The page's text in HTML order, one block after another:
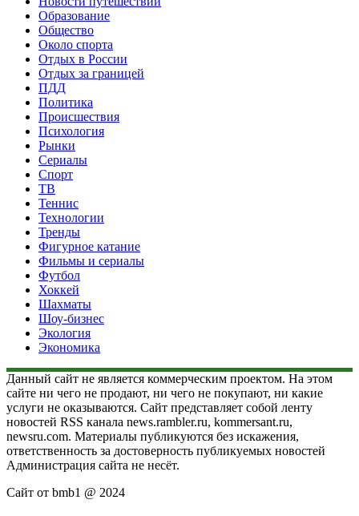
Образование
Общество
Около спорта
Отдых в России
Отдых за границей
ПДД
Политика
Происшествия
Психология
Рынки
Сериалы
Спорт
ТВ
Теннис
Технологии
Тренды
Фигурное катание
Фильмы и сериалы
Футбол
Хоккей
Шахматы
Шоу-бизнес
Экология
Экономика
Данный сайт не является коммерческим проектом. На этом
сайте ни чего не продают, ни чего не покупают, ни какие
услуги не оказываются. Сайт представляет собой ленту
новостей RSS канала news.rambler.ru, kommersant.ru,
newsru.com. Материалы публикуются без искажения,
ответственность за достоверность публикуемых новостей
Администрация сайта не несёт.
Сайт от bmb1 @ 2024